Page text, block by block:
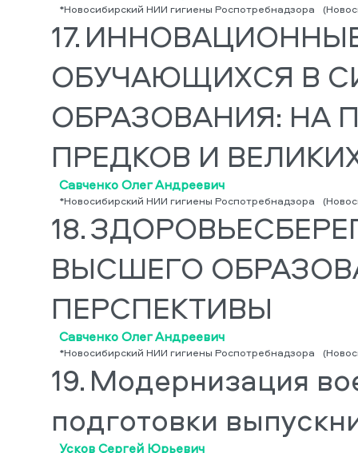
*Новосибирский НИИ гигиены Роспотребнадзора
17.
ОБУЧАЮЩИХСЯ В
ОБРАЗОВАНИЯ: НА
ПРЕДКОВ И
Савченко Олег Андреевич
*Новосибирский НИИ гигиены Роспотребнадзора
18.
ВЫСШЕГО
ПЕРСПЕКТИВЫ
Савченко Олег Андреевич
*Новосибирский НИИ гигиены Роспотребнадзора
19. Модернизация
подготовки
Усков Сергей Юрьевич